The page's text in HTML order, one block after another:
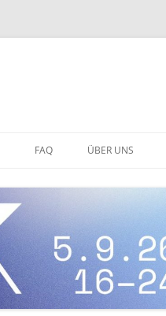
FAQ ÜBER UNS